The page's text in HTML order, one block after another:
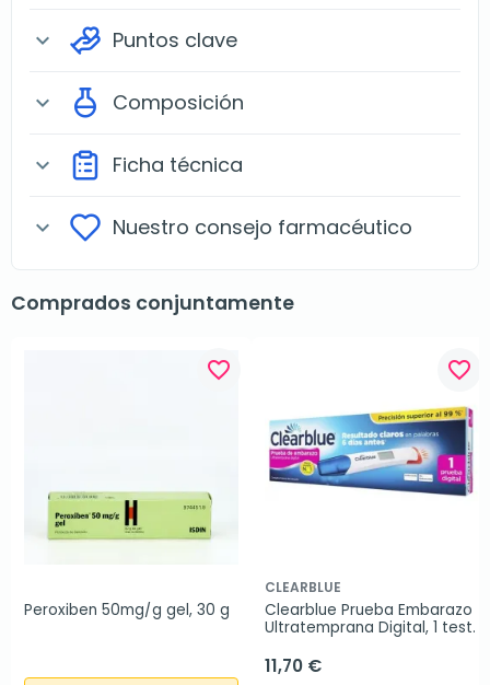
expand_more Puntos clave
expand_more Composición
expand_more Ficha técnica
expand_more Nuestro consejo farmacéutico
Comprados conjuntamente
favorite_border
Peroxiben 50mg/g gel, 30 g
favorite_border
CLEARBLUE
Clearblue Prueba Embarazo
Ultratemprana Digital, 1 test.
11,70 €